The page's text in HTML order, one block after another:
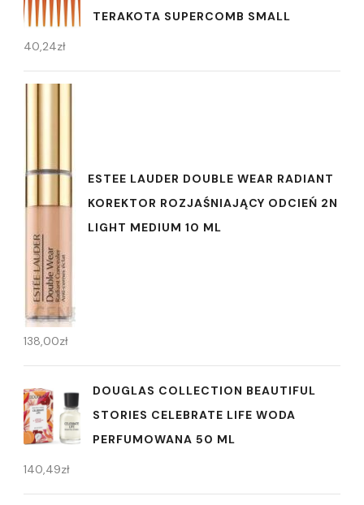
TERAKOTA SUPERCOMB SMALL
40,24zł
ESTEE LAUDER DOUBLE WEAR RADIANT
KOREKTOR ROZJAŚNIAJĄCY ODCIEŃ 2N
LIGHT MEDIUM 10 ML
138,00zł
DOUGLAS COLLECTION BEAUTIFUL
STORIES CELEBRATE LIFE WODA
PERFUMOWANA 50 ML
140,49zł